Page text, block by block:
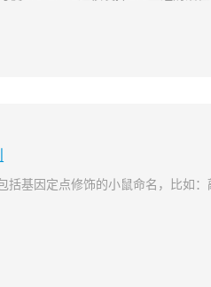
括基因定点修饰的小鼠命名，比如